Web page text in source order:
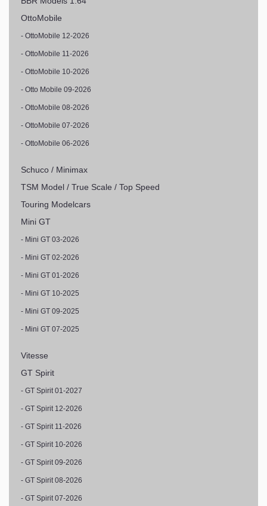
OttoMobile
- OttoMobile 12-2026
- OttoMobile 11-2026
- OttoMobile 10-2026
- Otto Mobile 09-2026
- OttoMobile 08-2026
- OttoMobile 07-2026
- OttoMobile 06-2026
Schuco / Minimax
TSM Model / True Scale / Top Speed
Touring Modelcars
Mini GT
- Mini GT 03-2026
- Mini GT 02-2026
- Mini GT 01-2026
- Mini GT 10-2025
- Mini GT 09-2025
- Mini GT 07-2025
Vitesse
GT Spirit
- GT Spirit 01-2027
- GT Spirit 12-2026
- GT Spirit 11-2026
- GT Spirit 10-2026
- GT Spirit 09-2026
- GT Spirit 08-2026
- GT Spirit 07-2026